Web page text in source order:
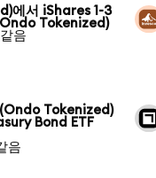
에서 iShares 1-3
Tokenized)
음
Tokenized)
Bond ETF
음